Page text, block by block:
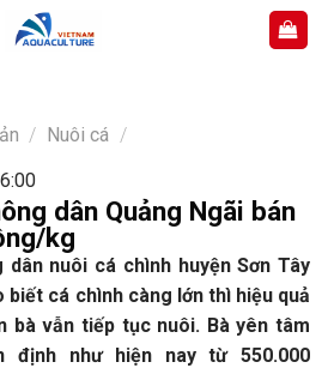
/ Nuôi cá /
dân Quảng Ngãi bán
kg
nuôi cá chình huyện Sơn Tây
biết cá chình càng lớn thì hiệu quả
bà vẫn tiếp tục nuôi. Bà yên tâm
định như hiện nay từ 550.000